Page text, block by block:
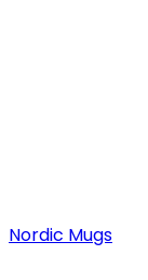
Nordic Mugs